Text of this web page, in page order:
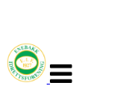
navigasjon